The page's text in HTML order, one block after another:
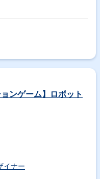
用素材作成、カード書き出
ンゲーム】ロボット
イナー